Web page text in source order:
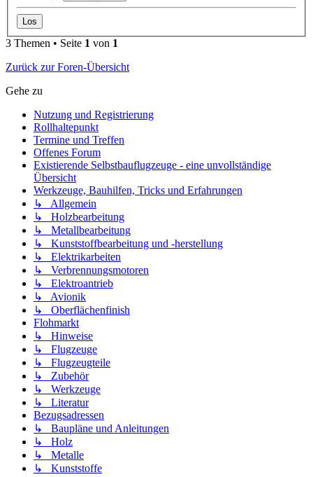
3 Themen • Seite 1 von 1
Zurück zur Foren-Übersicht
Gehe zu
Nutzung und Registrierung
Rollhaltepunkt
Termine und Treffen
Offenes Forum
Existierende Selbstbauflugzeuge - eine unvollständige
Übersicht
Werkzeuge, Bauhilfen, Tricks und Erfahrungen
↳ Allgemein
↳ Holzbearbeitung
↳ Metallbearbeitung
↳ Kunststoffbearbeitung und -herstellung
↳ Elektrikarbeiten
↳ Verbrennungsmotoren
↳ Elektroantrieb
↳ Avionik
↳ Oberflächenfinish
Flohmarkt
↳ Hinweise
↳ Flugzeuge
↳ Flugzeugteile
↳ Zubehör
↳ Werkzeuge
↳ Literatur
Bezugsadressen
↳ Baupläne und Anleitungen
↳ Holz
↳ Metalle
↳ Kunststoffe